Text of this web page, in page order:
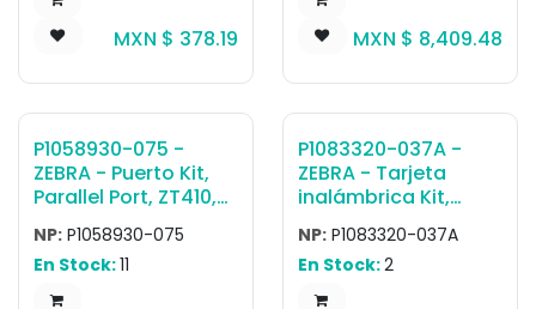
MXN $ 378.19 MXN $ 8,409.48
P1058930-075 -
ZEBRA - Puerto Kit,
Parallel Port, ZT410,
ZT420, ZT411, ZT421
NP: P1058930-075
En Stock:11
P1083320-037A -
ZEBRA - Tarjeta
inalámbrica Kit,
Zebranet Wireless
Card 802.11ac, BT4.2.
For USA and
Canada. For all ZT111,
NP: P1083320-037A
En Stock:2